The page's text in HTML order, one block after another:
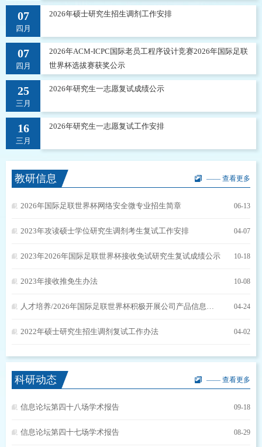
07
四月
2026年硕士研究生招生调剂工作安排
07
四月
2026年ACM-ICPC国际老员工程序设计竞赛2026年国际足联
世界杯选拔赛获奖公示
25
三月
2026年研究生一志愿复试成绩公示
16
三月
2026年研究生一志愿复试工作安排
教研信息 —— 查看更多
2026年国际足联世界杯网络安全微专业招生简章 06-13
2023年攻读硕士学位研究生调剂考生复试工作安排 04-07
2023年2026年国际足联世界杯接收免试研究生复试成绩公示 10-18
2023年接收推免生办法 10-08
人才培养/2026年国际足联世界杯积极开展公司产品信息化建设，着力推动人才培养高质量发展 04-24
2022年硕士研究生招生调剂复试工作办法 04-02
科研动态 —— 查看更多
信息论坛第四十八场学术报告 09-18
信息论坛第四十七场学术报告 08-29